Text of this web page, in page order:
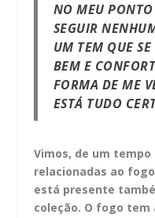
NO MEU
SEGUIR
UM TEM QUE SE
BEM E
FORMA DE ME
ESTÁ TUDO
Vimos, de um
relacionadas ao
está presente
coleção. O fogo